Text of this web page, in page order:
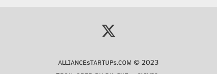
ᴀʟʟɪᴀɴᴄᴇsᴛᴀʀᴛᴜᴘs.ᴄᴏᴍ© 2023